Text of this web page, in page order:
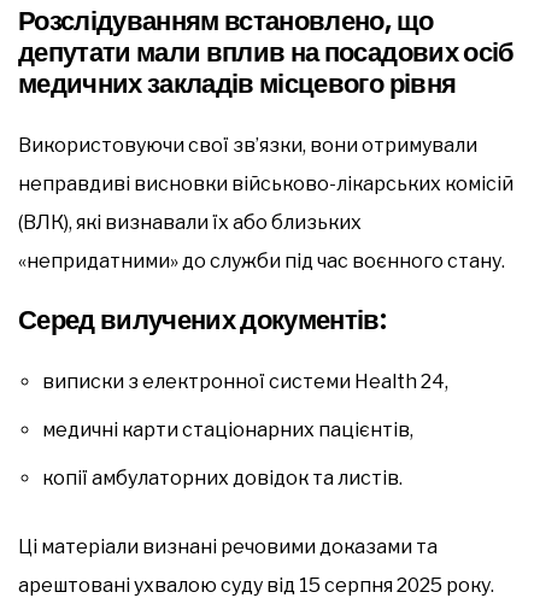
Розслідуванням встановлено, що
депутати мали вплив на посадових осіб
медичних закладів місцевого рівня
Використовуючи свої зв’язки, вони отримували
неправдиві висновки військово-лікарських комісій
(ВЛК), які визнавали їх або близьких
«непридатними» до служби під час воєнного стану.
Серед вилучених документів:
виписки з електронної системи Health 24,
медичні карти стаціонарних пацієнтів,
копії амбулаторних довідок та листів.
Ці матеріали визнані речовими доказами та
арештовані ухвалою суду від 15 серпня 2025 року.